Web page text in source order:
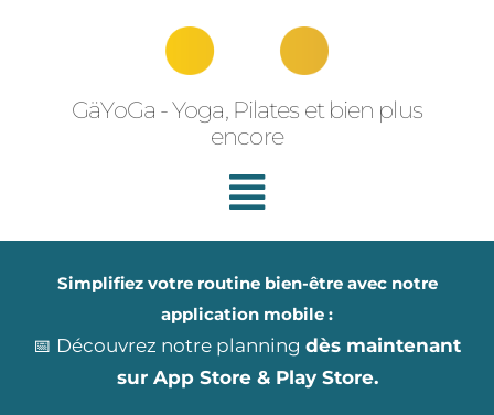
GäYoGa - Yoga, Pilates et bien plus
encore
Simplifiez votre routine bien-être avec notre
application mobile :
📅 Découvrez notre planning dès maintenant
sur App Store & Play Store.